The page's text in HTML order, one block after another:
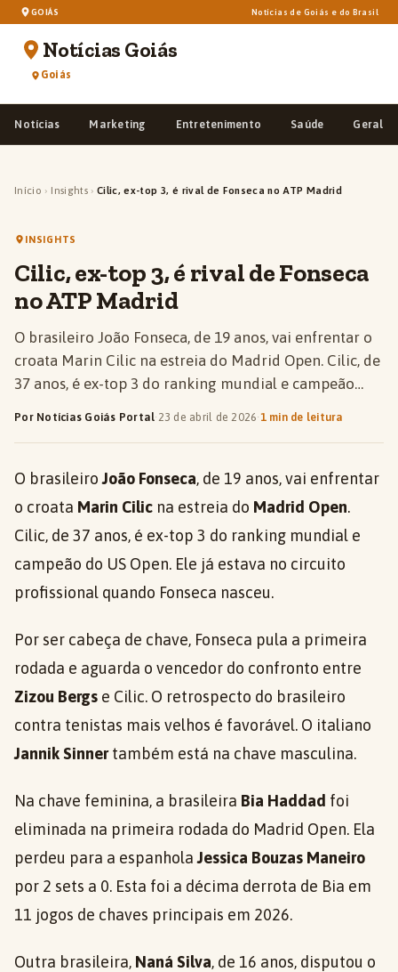
GOIÁS Notícias de Goiás e do Brasil
Notícias Goiás
Goiás
Notícias Marketing Entretenimento Saúde Geral
Início › Insights › Cilic, ex-top 3, é rival de Fonseca no ATP Madrid
INSIGHTS
Cilic, ex-top 3, é rival de Fonseca
no ATP Madrid
O brasileiro João Fonseca, de 19 anos, vai enfrentar o
croata Marin Cilic na estreia do Madrid Open. Cilic, de
37 anos, é ex-top 3 do ranking mundial e campeão…
Por Notícias Goiás Portal·23 de abril de 2026·1 min de leitura
O brasileiroJoão Fonseca, de 19 anos, vai enfrentar
o croata Marin Cilic na estreia do Madrid Open.
Cilic, de 37 anos, é ex-top 3 do ranking mundial e
campeão do US Open. Ele já estava no circuito
profissional quando Fonseca nasceu.
Por ser cabeça de chave, Fonseca pula a primeira
rodada e aguarda o vencedor do confronto entre
Zizou Bergs e Cilic. O retrospecto do brasileiro
contra tenistas mais velhos é favorável. O italiano
Jannik Sinnertambém está na chave masculina.
Na chave feminina, a brasileira Bia Haddad foi
eliminada na primeira rodada do Madrid Open. Ela
perdeu para a espanholaJessica Bouzas Maneiro
por 2 sets a 0. Esta foi a décima derrota de Bia em
11 jogos de chaves principais em 2026.
Outra brasileira, Naná Silva, de 16 anos, disputou o